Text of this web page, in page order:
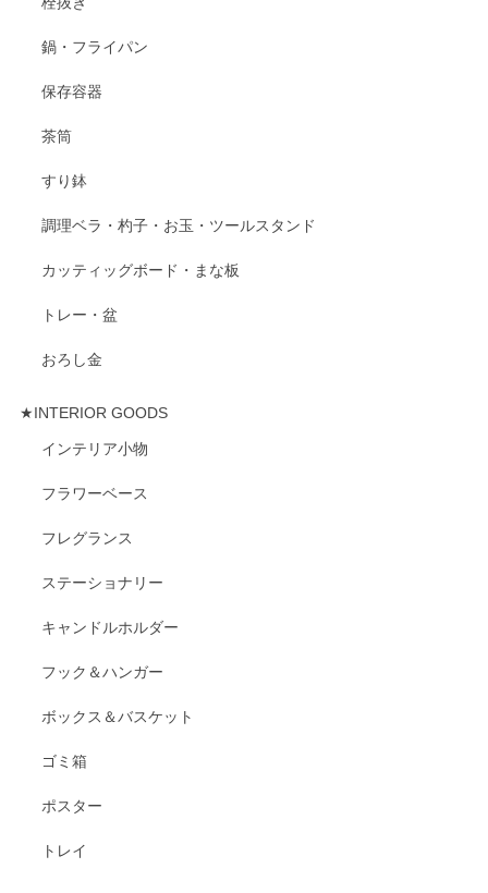
鍋・フライパン
保存容器
茶筒
すり鉢
調理ベラ・杓子・お玉・ツールスタンド
カッティッグボード・まな板
トレー・盆
おろし金
★INTERIOR GOODS
インテリア小物
フラワーベース
フレグランス
ステーショナリー
キャンドルホルダー
フック＆ハンガー
ボックス＆バスケット
ゴミ箱
ポスター
トレイ